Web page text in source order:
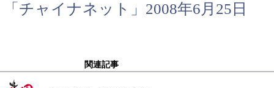
「チャイナネット」2008年6月25日
関連記事